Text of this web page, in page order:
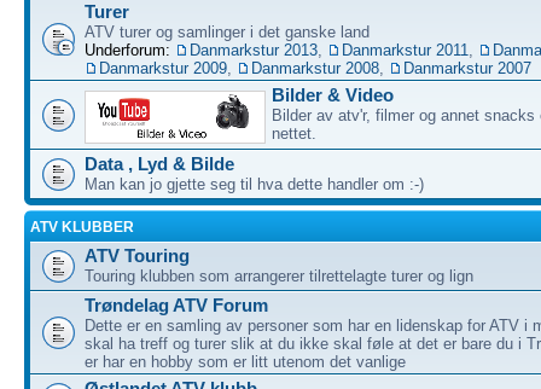
Turer
ATV turer og samlinger i det ganske land
Underforum:
Danmarkstur 2013, Danmarkstur 2011,
Danmarkstur 2009, Danmarkstur 2008, Danmarkstur 2007
Bilder & Video
Bilder av atv'r, filmer og annet snacks
nettet.
Data , Lyd & Bilde
Man kan jo gjette seg til hva dette handler om :-)
ATV KLUBBER
ATV Touring
Touring klubben som arrangerer tilrettelagte turer og lign
Trøndelag ATV Forum
Dette er en samling av personer som har en lidenskap for ATV i
skal ha treff og turer slik at du ikke skal føle at det er bare du i
er har en hobby som er litt utenom det vanlige